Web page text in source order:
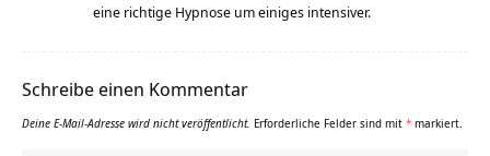
eine richtige Hypnose um einiges intensiver.
Schreibe einen Kommentar
Deine E-Mail-Adresse wird nicht veröffentlicht. Erforderliche Felder sind mit * markiert.